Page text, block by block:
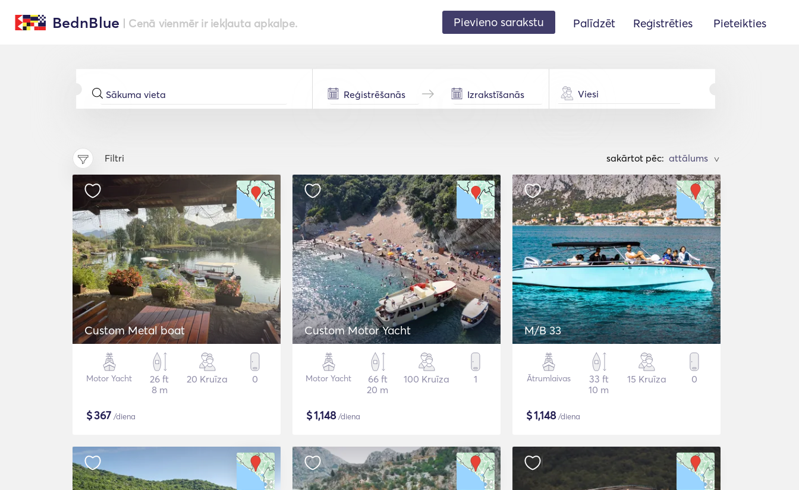
BednBlue | Cenā vienmēr ir iekļauta apkalpe. Pievieno sarakstu Palīdzēt Reģistrēties Pieteikties
Viesi
Filtri sakārtot pēc: >
Custom Metal boat
Motor Yacht
26 ft
8 m
20 Kruīza 0
$367 /diena
Custom Motor Yacht
Motor Yacht
66 ft
20 m
100 Kruīza 1
$1,148/diena
M/B 33
Ātrumlaivas
33 ft
10 m
15 Kruīza 0
$1,148/diena